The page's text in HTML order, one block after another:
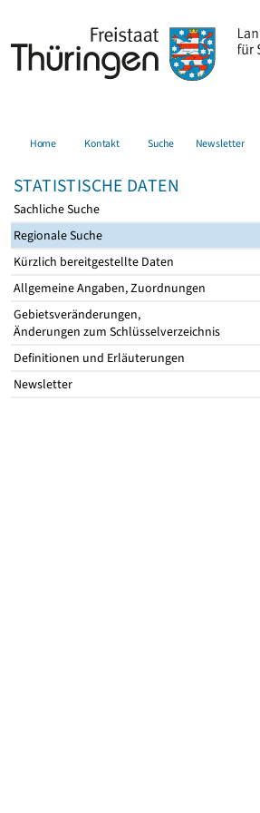
Home Kontakt Suche Newsletter
STATISTISCHE DATEN
Sachliche Suche
Regionale Suche
Kürzlich bereitgestellte Daten
Allgemeine Angaben, Zuordnungen
Gebietsveränderungen,
Änderungen zum Schlüsselverzeichnis
Definitionen und Erläuterungen
Newsletter